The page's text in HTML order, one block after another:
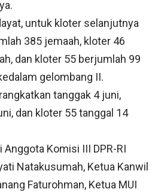
untuk kloter selanjutnya
385 jemaah, kloter 46
dan kloter 55 berjumlah 99
gelombang II.
tanggak 4 juni,
dan kloter 55 tanggal 14
Anggota Komisi III DPR-RI
Natakusumah, Ketua Kanwil
Faturohman, Ketua MUI